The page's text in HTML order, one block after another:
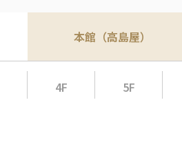
本館（高島屋）
4F 5F